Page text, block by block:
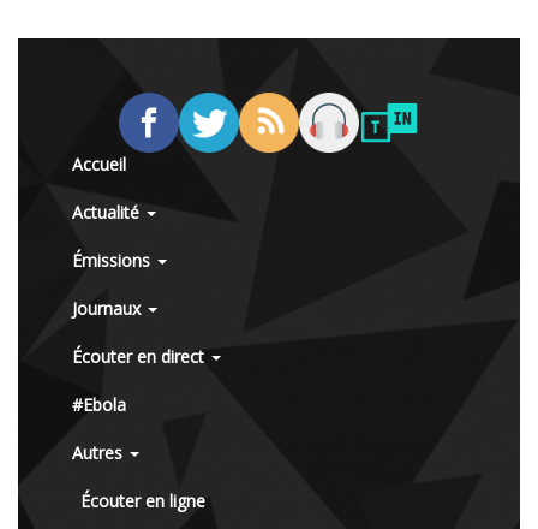
Accueil
Actualité
Émissions
Journaux
Écouter en direct
#Ebola
Autres
Écouter en ligne